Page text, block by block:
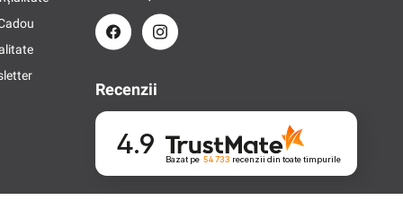
Recenzii
4.9 Bazat pe 54 733 recenzii din toate timpurile